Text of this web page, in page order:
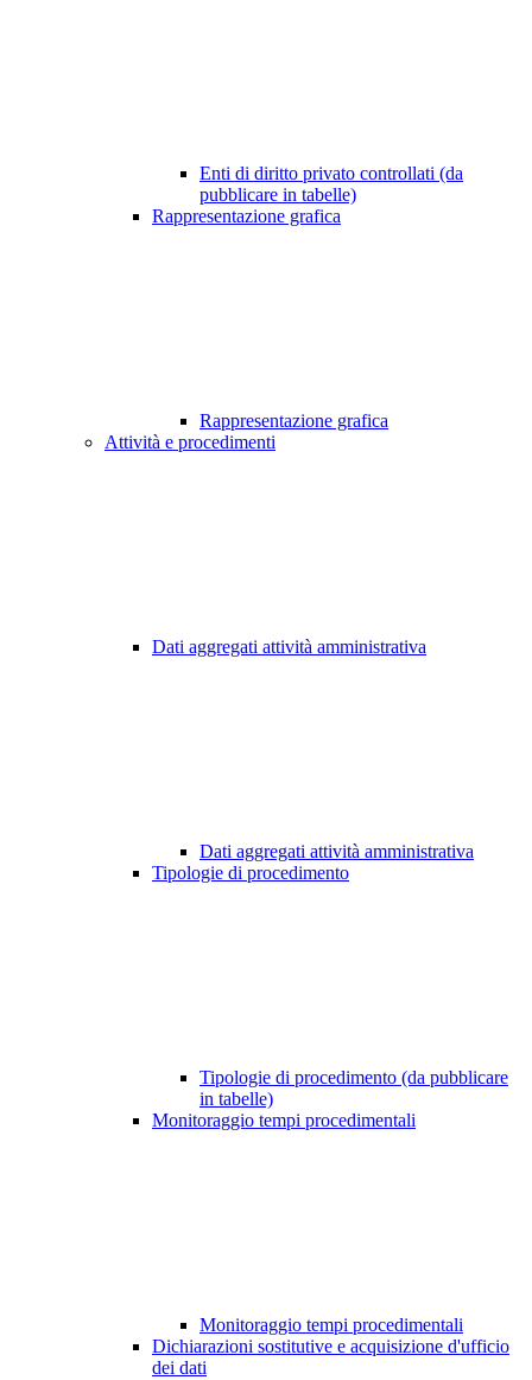
Enti di diritto privato controllati (da
pubblicare in tabelle)
Rappresentazione grafica
Rappresentazione grafica
Attività e procedimenti
Dati aggregati attività amministrativa
Dati aggregati attività amministrativa
Tipologie di procedimento
Tipologie di procedimento (da pubblicare
in tabelle)
Monitoraggio tempi procedimentali
Monitoraggio tempi procedimentali
Dichiarazioni sostitutive e acquisizione d'ufficio
dei dati